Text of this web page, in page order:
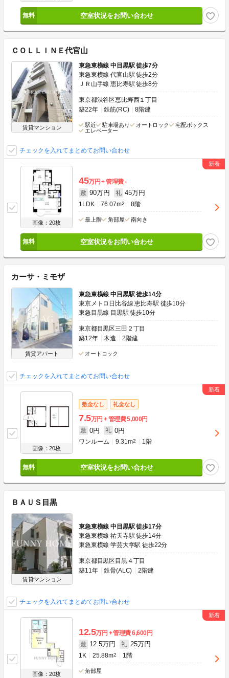
空室状況をお問い合わせ
ＣＯＬＬＩＮＥ代官山
賃貸マンション
東急東横線 中目黒駅 徒歩7分
東急東横線 代官山駅 徒歩2分
ＪＲ山手線 恵比寿駅 徒歩8分
東京都渋谷区恵比寿西１丁目
築22年
鉄筋(RC) 8階建
駅近 駐車場あり オートロック
宅配ボックス
エレベーター
チェックを入れてまとめてお問い合わせ
画像：20枚
45万円 管理費-
敷 90万円 礼 45万円
1LDK 76.07m2 8階
最上階 角部屋 南向き
空室状況をお問い合わせ
カーサ・ミモザ
賃貸アパート
東急東横線 中目黒駅 徒歩14分
東京メトロ日比谷線 恵比寿駅 徒歩10分
東急目黒線 目黒駅 徒歩10分
東京都目黒区三田２丁目
築12年
木造 2階建
オートロック
チェックを入れてまとめてお問い合わせ
画像：20枚
敷金なし 礼金なし
7.5万円 管理費5,000円
敷 0円 礼 0円
ワンルーム 9.31m2 1階
空室状況をお問い合わせ
ＢＡＵＳ目黒
賃貸マンション
東急東横線 中目黒駅 徒歩17分
東急東横線 祐天寺駅 徒歩14分
東急東横線 学芸大学駅 徒歩22分
東京都目黒区目黒４丁目
築11年
鉄骨(ALC) 2階建
チェックを入れてまとめてお問い合わせ
画像：20枚
12.5万円 管理費6,600円
敷 12.5万円 礼 25万円
1K 25.88m2 1階
角部屋